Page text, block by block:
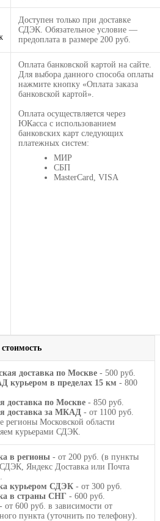
Доступен только при доставке
СДЭК. Обязательное условие —
предоплата в размере 200 руб.
Оплата банковской картой на сайте.
Для выбора данного способа оплаты
нажмите кнопку «Оплата заказа
банковской картой».
Оплата осуществляется через
ЮКасса с использованием
банковских карт следующих
платежных систем:
МИР
СБП
MasterCard, VISA
доставка по Москве - 500 руб.
курьером в пределах 15 км - 800
доставка по Москве - 850 руб.
доставка за МКАД - от 1100 руб.
регионы Московской области
курьерами СДЭК.
в регионы - от 200 руб. (в пункты
Яндекс Доставка или Почта
курьером СДЭК - от 300 руб.
в страны СНГ - 600 руб.
- от 600 руб. в зависимости от
пункта (уточнить по телефону).